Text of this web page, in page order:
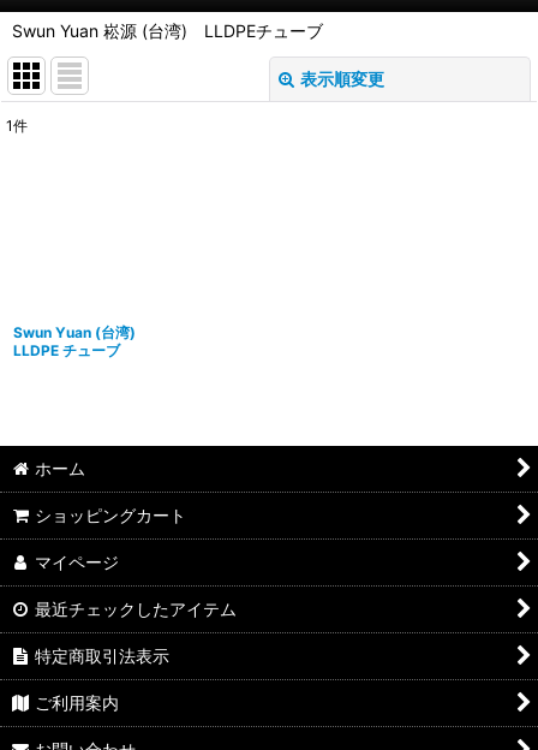
Swun Yuan 崧源 (台湾) LLDPEチューブ
表示順変更
1件
Swun Yuan (台湾)
LLDPE チューブ
ホーム
ショッピングカート
マイページ
最近チェックしたアイテム
特定商取引法表示
ご利用案内